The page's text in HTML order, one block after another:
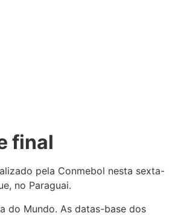
final
pela Conmebol nesta sexta-
no Paraguai.
do Mundo. As datas-base dos